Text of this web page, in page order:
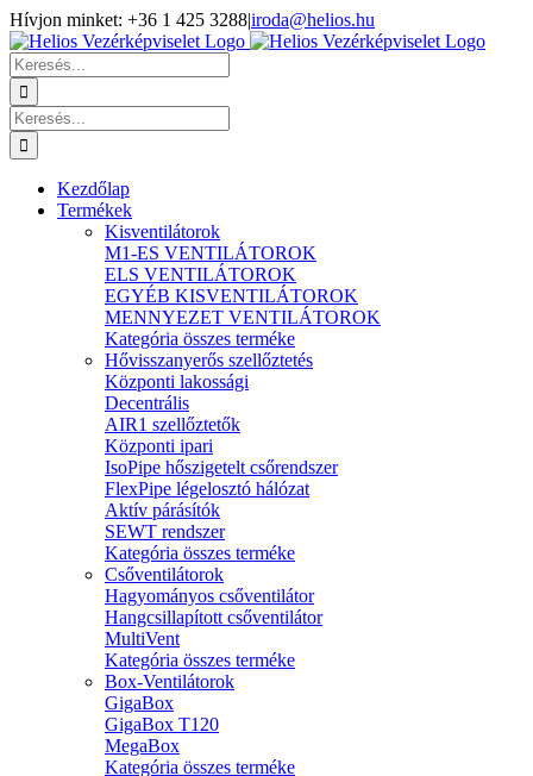
Kihagyás
Hívjon minket: +36 1 425 3288|iroda@helios.hu
YouTube
Facebook
Keresés...
Keresés...
Kezdőlap
Termékek
Kisventilátorok
M1-ES VENTILÁTOROK
ELS VENTILÁTOROK
EGYÉB KISVENTILÁTOROK
MENNYEZET VENTILÁTOROK
Kategória összes terméke
Hővisszanyerős szellőztetés
Központi lakossági
Decentrális
AIR1 szellőztetők
Központi ipari
IsoPipe hőszigetelt csőrendszer
FlexPipe légelosztó hálózat
Aktív párásítók
SEWT rendszer
Kategória összes terméke
Csőventilátorok
Hagyományos csőventilátor
Hangcsillapított csőventilátor
MultiVent
Kategória összes terméke
Box-Ventilátorok
GigaBox
GigaBox T120
MegaBox
Kategória összes terméke